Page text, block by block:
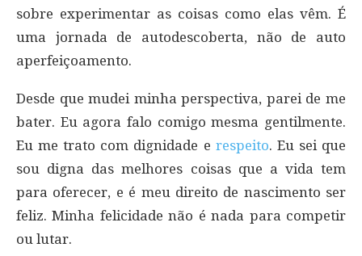
sobre experimentar as coisas como elas vêm. É
uma jornada de autodescoberta, não de auto
aperfeiçoamento.
Desde que mudei minha perspectiva, parei de me
bater. Eu agora falo comigo mesma gentilmente.
Eu me trato com dignidade e respeito. Eu sei que
sou digna das melhores coisas que a vida tem
para oferecer, e é meu direito de nascimento ser
feliz. Minha felicidade não é nada para competir
ou lutar.